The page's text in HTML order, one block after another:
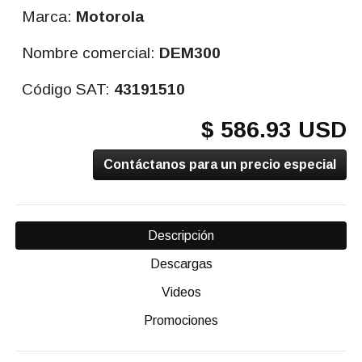
Marca: Motorola
Nombre comercial: DEM300
Código SAT: 43191510
$ 586.93 USD
Contáctanos para un precio especial
Descripción
Descargas
Videos
Promociones